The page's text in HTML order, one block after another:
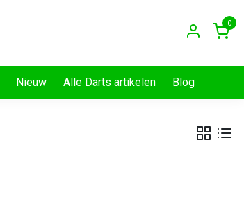
0
Nieuw Alle Darts artikelen Blog